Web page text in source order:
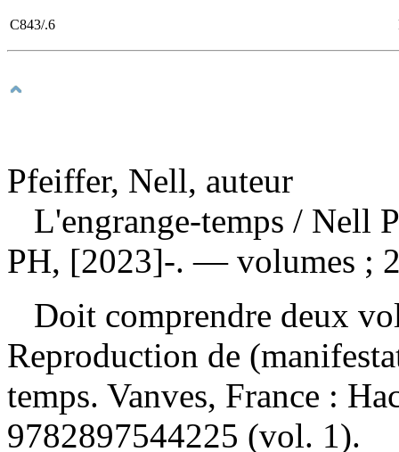
C843/.6
Pfeiffer, Nell, auteur
L'engrange-temps / Nell
PH, [2023]-. — volumes ;
Doit comprendre deux
Reproduction de
temps. Vanves, France :
9782897544225 (vol. 1).